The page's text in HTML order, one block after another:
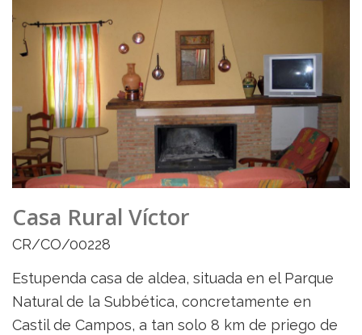
Casa Rural Víctor
CR/CO/00228
Estupenda casa de aldea, situada en el Parque
Natural de la Subbética, concretamente en
Castil de Campos, a tan solo 8 km de priego de